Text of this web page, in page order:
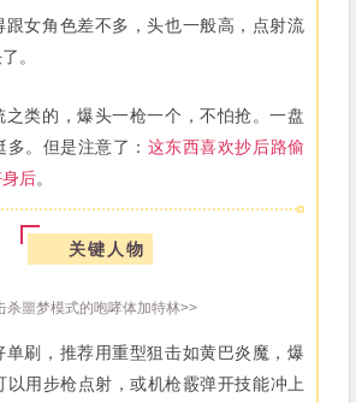
跟女角色差不多，头也一般高，点射流
。
之类的，爆头一枪一个，不怕抢。一盘
。但是注意了： 这东西喜欢抄后路偷
后。
关键人物
杀噩梦模式的咆哮体加特林>>
单刷，推荐用重型狙击如黄巴炎魔，爆
以用步枪点射，或机枪霰弹开技能冲上